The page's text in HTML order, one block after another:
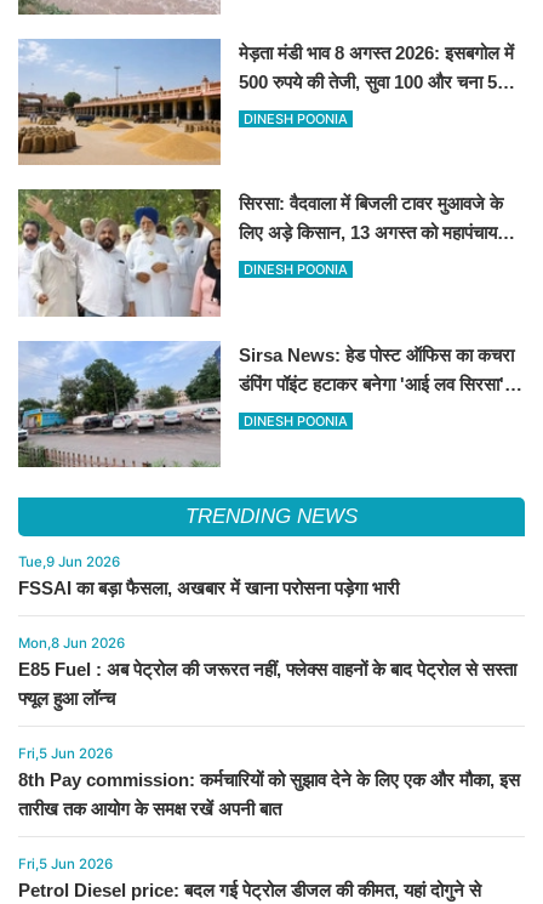
मेड़ता मंडी भाव 8 अगस्त 2026: इसबगोल में
500 रुपये की तेजी, सुवा 100 और चना 50
रूपए मंदे
DINESH POONIA
सिरसा: वैदवाला में बिजली टावर मुआवजे के
लिए अड़े किसान, 13 अगस्त को महापंचायत
का ऐलान
DINESH POONIA
Sirsa News: हेड पोस्ट ऑफिस का कचरा
डंपिंग पॉइंट हटाकर बनेगा 'आई लव सिरसा'
सेल्फी पॉइंट
DINESH POONIA
TRENDING NEWS
Tue,9 Jun 2026
FSSAI का बड़ा फैसला, अखबार में खाना परोसना पड़ेगा भारी
Mon,8 Jun 2026
E85 Fuel : अब पेट्रोल की जरूरत नहीं, फ्लेक्स वाहनों के बाद पेट्रोल से सस्ता
फ्यूल हुआ लॉन्च
Fri,5 Jun 2026
8th Pay commission: कर्मचारियों को सुझाव देने के लिए एक और मौका, इस
तारीख तक आयोग के समक्ष रखें अपनी बात
Fri,5 Jun 2026
Petrol Diesel price: बदल गई पेट्रोल डीजल की कीमत, यहां दोगुने से